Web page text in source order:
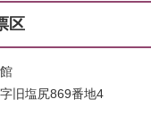
区
旧塩尻869番地4